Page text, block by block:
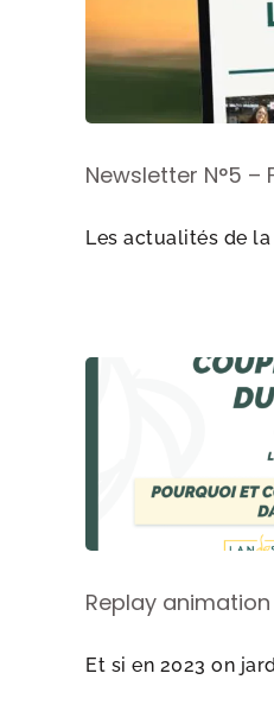
Newsletter N°5 –
Les actualités de la
Replay
Et si en 2023 on